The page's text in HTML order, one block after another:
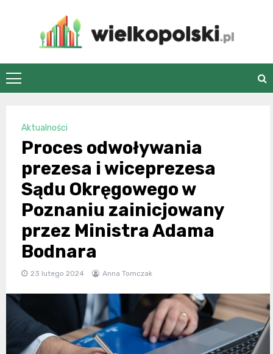
wielkopolski.pl
Aktualności
Proces odwoływania
prezesa i wiceprezesa
Sądu Okręgowego w
Poznaniu zainicjowany
przez Ministra Adama
Bodnara
23 lutego 2024 Anna Tomczak